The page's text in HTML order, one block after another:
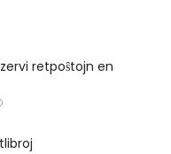
retpoŝtojn en